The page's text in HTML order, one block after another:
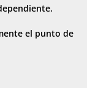
el punto de